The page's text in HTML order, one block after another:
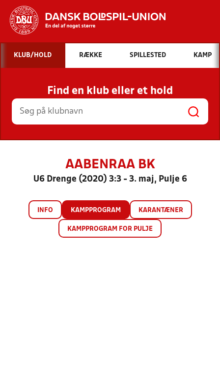
Hvad vil du søge efter?
INDHOLD OG NYHEDER
STILLINGER, RESULTATER, KLUBBER OG
HOLD
KLUB/HOLD RÆKKE SPILLESTED KAMP
Find en klub eller et hold
AABENRAA BK
U6 Drenge (2020) 3:3 - 3. maj, Pulje 6
INFO KAMPPROGRAM KARANTÆNER
KAMPPROGRAM FOR PULJE